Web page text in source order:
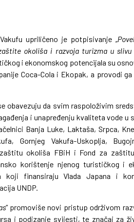
upriličeno je potpisivanje „
okoliša i razvoja turizma u slivu
i ekonomskog potencijala su
Coca-Cola i Ekopak, a provodi
obavezuju da svim raspoloživim
i unapređenju kvaliteta vode u
Banja Luke, Laktaša, Srpca,
Gornjeg Vakufa-Uskoplja,
okoliša FBiH i Fond za
korištenje njenog turističkog i
koji finansiraju Vlada Japana i
UNDP.
” promoviše novi pristup održivom
i podizanje svijesti, te značaj za